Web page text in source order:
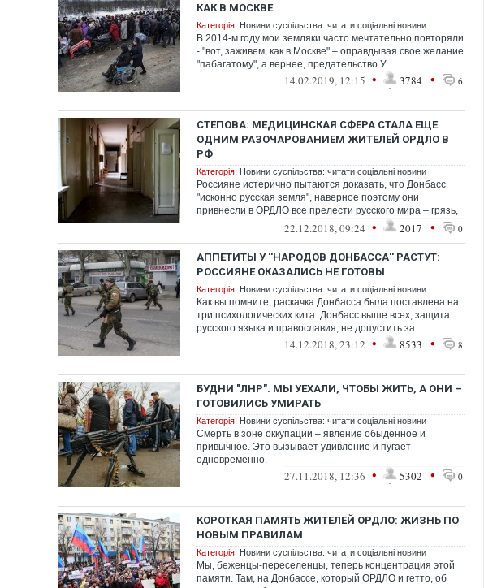
КАК В МОСКВЕ
Категорія: Новини суспільства: читати соціальні новини
В 2014-м году мои земляки часто мечтательно повторяли
- "вот, заживем, как в Москве" – оправдывая свое желание
"пабагатому", а вернее, предательство У...
14.02.2019, 12:15 • 3784 • 6
СТЕПОВА: МЕДИЦИНСКАЯ СФЕРА СТАЛА ЕЩЕ
ОДНИМ РАЗОЧАРОВАНИЕМ ЖИТЕЛЕЙ ОРДЛО В
РФ
Категорія: Новини суспільства: читати соціальні новини
Россияне истерично пытаются доказать, что Донбасс
"исконно русская земля", наверное поэтому они
привнесли в ОРДЛО все прелести русского мира – грязь,
22.12.2018, 09:24 • 2017 • 0
АППЕТИТЫ У ''НАРОДОВ ДОНБАССА'' РАСТУТ:
РОССИЯНЕ ОКАЗАЛИСЬ НЕ ГОТОВЫ
Категорія: Новини суспільства: читати соціальні новини
Как вы помните, раскачка Донбасса была поставлена на
три психологических кита: Донбасс выше всех, защита
русского языка и православия, не допустить за...
14.12.2018, 23:12 • 8533 • 8
БУДНИ "ЛНР". МЫ УЕХАЛИ, ЧТОБЫ ЖИТЬ, А ОНИ –
ГОТОВИЛИСЬ УМИРАТЬ
Категорія: Новини суспільства: читати соціальні новини
Смерть в зоне оккупации – явление обыденное и
привычное. Это вызывает удивление и пугает
одновременно.
27.11.2018, 12:36 • 5302 • 0
КОРОТКАЯ ПАМЯТЬ ЖИТЕЛЕЙ ОРДЛО: ЖИЗНЬ ПО
НОВЫМ ПРАВИЛАМ
Категорія: Новини суспільства: читати соціальні новини
Мы, беженцы-переселенцы, теперь концентрация этой
памяти. Там, на Донбассе, который ОРДЛО и гетто, об